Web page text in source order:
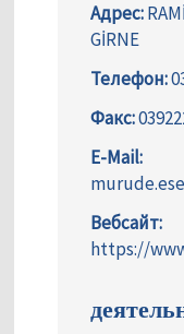
Адрес:
GİRNE
Телефон:
Факс:
E-Mail:
Вебсайт:
https://